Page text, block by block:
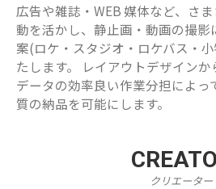
広告や雑誌・WEB 媒体など、さ
動を活かし、静止画・動画の撮影
案(ロケ・スタジオ・ロケバス・
たします。 レイアウトデザイン
データの効率良い作業分担によっ
質の納品を可能にします。
クリエーター